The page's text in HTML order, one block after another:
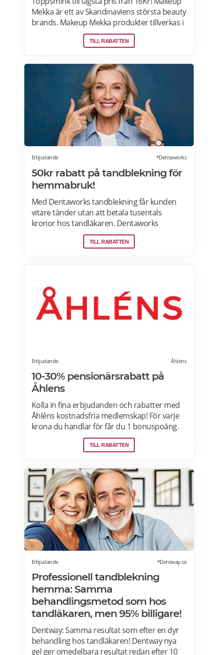
Mekka är ett av Skandinaviens största beauty
brands. Makeup Mekka produkter tillverkas i
samma fabriker som stora internationella
beauty brands. Fri frakt över 299:- Läs mer
TILL RABATTEN
Erbjudande *Dentaworks
50kr rabatt på tandblekning för
hemmabruk!
Med Dentaworks tandblekning får kunden
vitare tänder utan att betala tusentals
kronor hos tandläkaren. Dentaworks
erbjuder exklusiva produkter för vitare
tänder. Det är samma blekmetod som
blekmedel innehållande karbamidperoxid
och väteperoxid kan ge. Prenumerera på
Dentaworks nyhetsbrev och få 50 kr rabatt
(gäller beställningar över 300 kr).
TILL RABATTEN
Erbjudande Åhlens
10-30% pensionärsrabatt på
Åhlens
Kolla in fina erbjudanden och rabatter med
Åhléns kostnadsfria medlemskap! För varje
krona du handlar för får du 1 bonuspoäng.
Och för varje 1250 poäng, får du 25 kronor i
bonus. 10-30% välkomsterbjudande:
30% rabatt på ditt första köp som medlem.
Läs mer om pensionärsrabatter på Åhléns
här.
TILL RABATTEN
Erbjudande *Dentway.se
Professionell tandblekning
hemma: Samma
behandlingsmetod som hos
tandläkaren, men 95% billigare!
Dentway: Samma resultat som efter en dyr
behandling hos tandläkaren! Dentway nya
gel ger omedelbara resultat redan efter 10